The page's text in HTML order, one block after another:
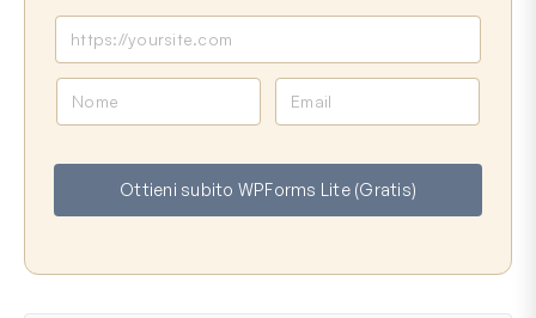
e
i
l
Ottieni subito WPForms Lite (Gratis)